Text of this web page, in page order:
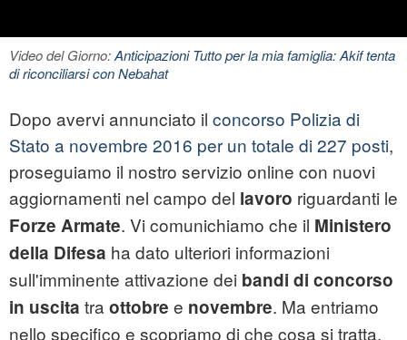
Video del Giorno:Anticipazioni Tutto per la mia famiglia: Akif tenta
di riconciliarsi con Nebahat
Dopo avervi annunciato il concorso Polizia di
Stato a novembre 2016 per un totale di 227 posti,
proseguiamo il nostro servizio online con nuovi
aggiornamenti nel campo del lavoro riguardanti le
Forze Armate. Vi comunichiamo che il Ministero
della Difesa ha dato ulteriori informazioni
sull'imminente attivazione dei bandi di concorso
in uscita tra ottobre e novembre. Ma entriamo
nello specifico e scopriamo di che cosa si tratta.